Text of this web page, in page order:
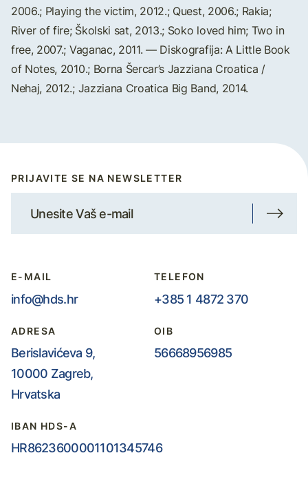
2006.; Playing the victim, 2012.; Quest, 2006.; Rakia;
River of fire; Školski sat, 2013.; Soko loved him; Two in
free, 2007.; Vaganac, 2011. — Diskografija: A Little Book
of Notes, 2010.; Borna Šercar’s Jazziana Croatica /
Nehaj, 2012.; Jazziana Croatica Big Band, 2014.
PRIJAVITE SE NA NEWSLETTER
E-MAIL
info@hds.hr
TELEFON
+385 1 4872 370
ADRESA
Berislavićeva 9,
10000 Zagreb,
Hrvatska
OIB
56668956985
IBAN HDS-A
HR8623600001101345746